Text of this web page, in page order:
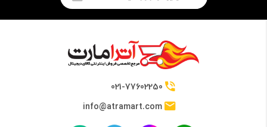
Mali-G57 MC2
021-77602250
info@atramart.com